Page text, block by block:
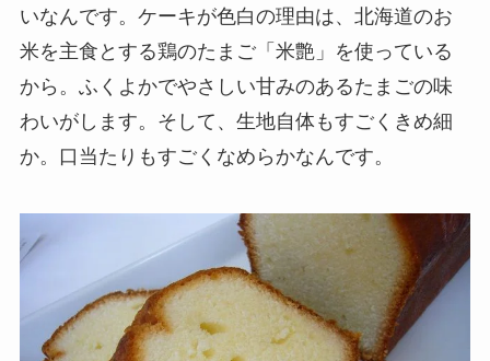
いなんです。ケーキが色白の理由は、北海道のお
米を主食とする鶏のたまご「米艶」を使っている
から。ふくよかでやさしい甘みのあるたまごの味
わいがします。そして、生地自体もすごくきめ細
か。口当たりもすごくなめらかなんです。